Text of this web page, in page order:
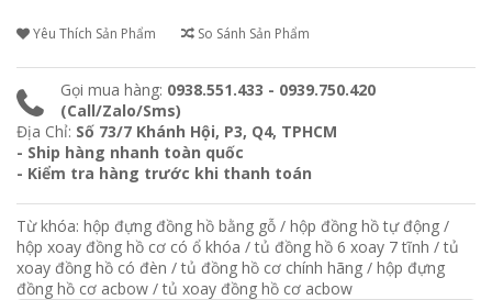
Yêu Thích Sản Phẩm So Sánh Sản Phẩm
Gọi mua hàng: 0938.551.433 - 0939.750.420
(Call/Zalo/Sms)
Địa Chỉ: Số 73/7 Khánh Hội, P3, Q4, TPHCM
- Ship hàng nhanh toàn quốc
- Kiểm tra hàng trước khi thanh toán
Từ khóa: hộp đựng đồng hồ bằng gỗ / hộp đồng hồ tự động /
hộp xoay đồng hồ cơ có ổ khóa /tủ đồng hồ 6 xoay 7 tĩnh /tủ
xoay đồng hồ có đèn /tủ đồng hồ cơ chính hãng / hộp đựng
đồng hồ cơ acbow /tủ xoay đồng hồ cơ acbow